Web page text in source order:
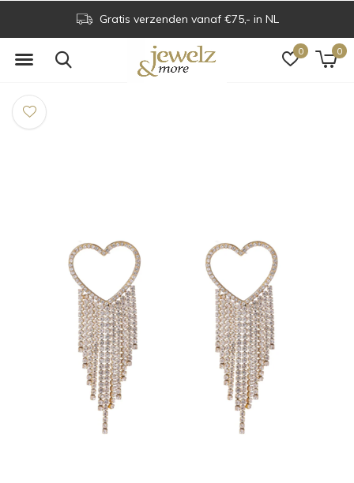
0 0
Gratis verzenden vanaf €75,- in NL